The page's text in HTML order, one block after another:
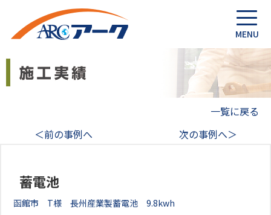
一覧に戻る
＜前の事例へ
次の事例へ＞
蓄電池
函館市 T様 長州産業製蓄電池 9.8kwh